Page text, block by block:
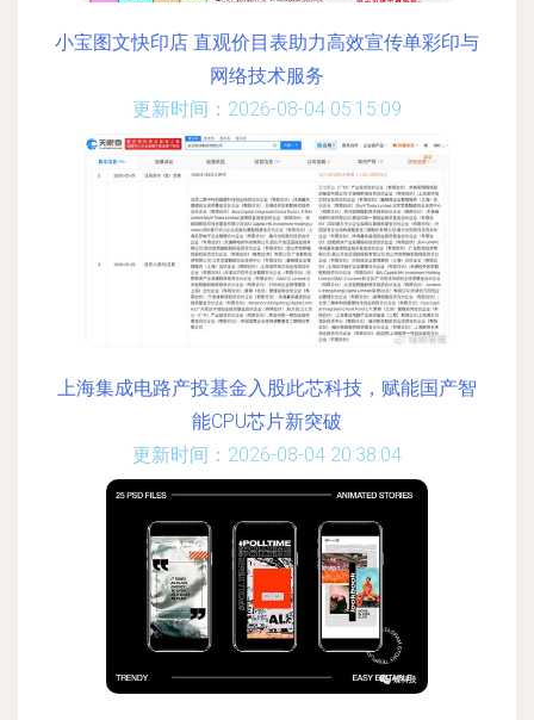
小宝图文快印店 直观价目表助力高效宣传单彩印与
网络技术服务
更新时间：2026-08-04 05:15:09
上海集成电路产投基金入股此芯科技，赋能国产智
能CPU芯片新突破
更新时间：2026-08-04 20:38:04